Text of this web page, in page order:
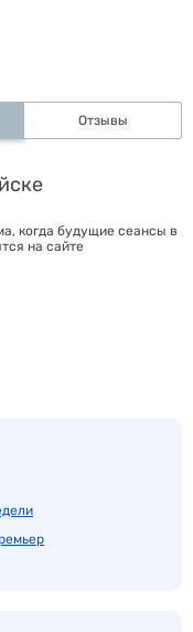
Отзывы
когда будущие сеансы в
на сайте